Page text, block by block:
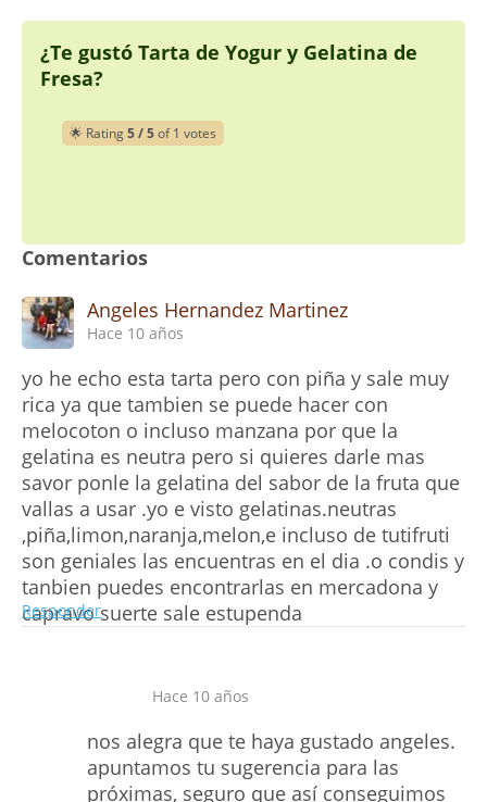
¿Te gustó Tarta de Yogur y Gelatina de
Fresa?
🌟 Rating5 / 5of 1 votes
Comentarios
Angeles Hernandez Martinez
Hace 10 años
yo he echo esta tarta pero con piña y sale muy
rica ya que tambien se puede hacer con
melocoton o incluso manzana por que la
gelatina es neutra pero si quieres darle mas
savor ponle la gelatina del sabor de la fruta que
vallas a usar .yo e visto gelatinas.neutras
,piña,limon,naranja,melon,e incluso de tutifruti
son geniales las encuentras en el dia .o condis y
tanbien puedes encontrarlas en mercadona y
capravo suerte sale estupenda
Responder
Hace 10 años
nos alegra que te haya gustado angeles.
apuntamos tu sugerencia para las
próximas, seguro que así conseguimos